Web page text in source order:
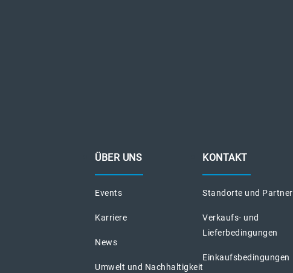
ÜBER UNS
Events
Karriere
News
Umwelt und Nachhaltigkeit
KONTAKT
Standorte und Partner
Verkaufs- und
Lieferbedingungen
Einkaufsbedingungen